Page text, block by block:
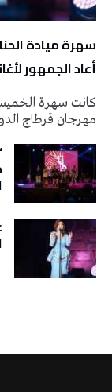
سهرة ميادة
أعاد الجمهور
مهرجان قرطاج
21